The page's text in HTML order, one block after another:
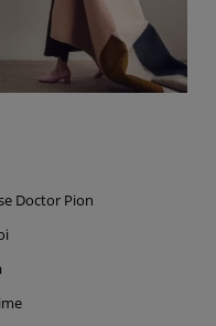
Doctor Pion